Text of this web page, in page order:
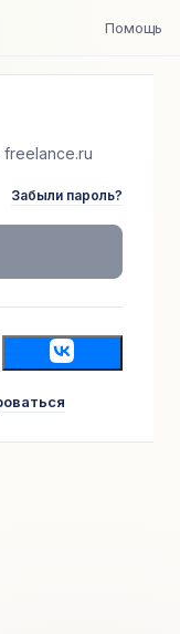
Помощь
Забыли пароль?